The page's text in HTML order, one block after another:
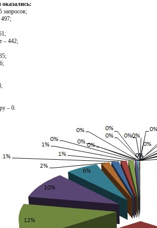
оказались:
запросов;
– 442;
– 0.